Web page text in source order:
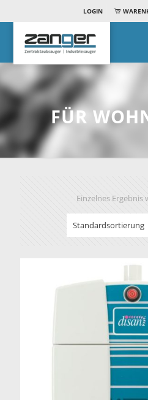
LOGIN
FÜR
Einzelnes Ergebnis